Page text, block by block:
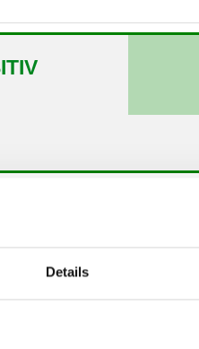
Details